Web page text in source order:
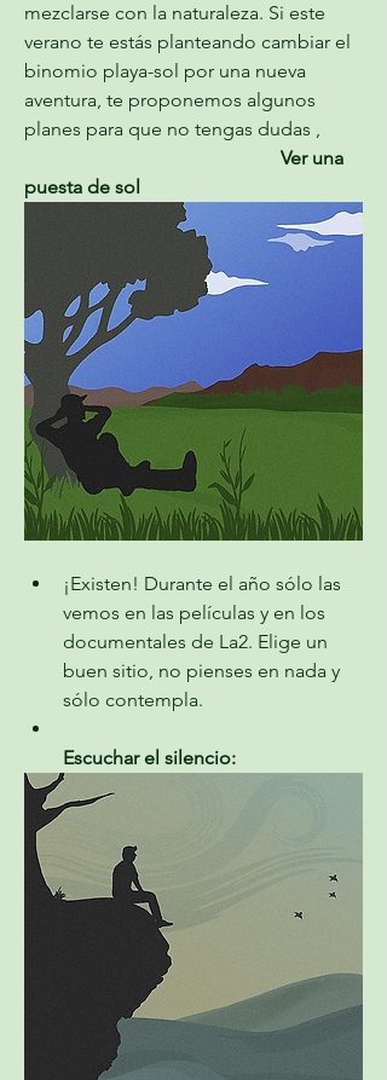
mezclarse con la naturaleza. Si este
verano te estás planteando cambiar el
binomio playa­-sol por una nueva
aventura, te proponemos algunos
planes para que no tengas dudas ,
puesta de sol
¡Existen! Durante el año sólo las
vemos en las películas y en los
documentales de La2. Elige un
buen sitio, no pienses en nada y
sólo contempla.
Escuchar el silencio: